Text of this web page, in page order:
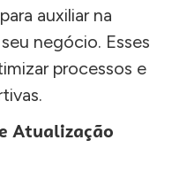
auxiliar na
negócio. Esses
processos e
Atualização